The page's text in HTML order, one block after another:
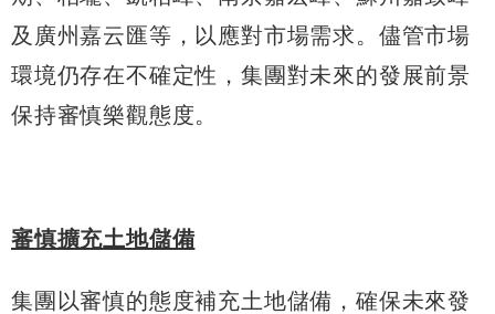
及廣州嘉云匯等，以應對市場需求。儘管市場
環境仍存在不確定性，集團對未來的發展前景
保持審慎樂觀態度。
審慎擴充土地儲備
集團以審慎的態度補充土地儲備，確保未來發